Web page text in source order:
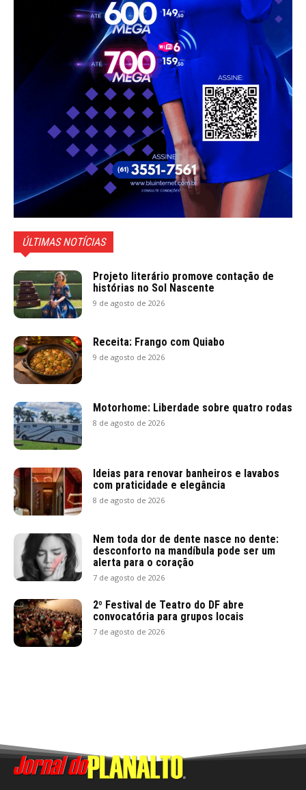
ÚLTIMAS NOTÍCIAS
Projeto literário promove contação de
histórias no Sol Nascente
9 de agosto de 2026
Receita: Frango com Quiabo
9 de agosto de 2026
Motorhome: Liberdade sobre quatro rodas
8 de agosto de 2026
Ideias para renovar banheiros e lavabos
com praticidade e elegância
8 de agosto de 2026
Nem toda dor de dente nasce no dente:
desconforto na mandíbula pode ser um
alerta para o coração
7 de agosto de 2026
2º Festival de Teatro do DF abre
convocatória para grupos locais
7 de agosto de 2026